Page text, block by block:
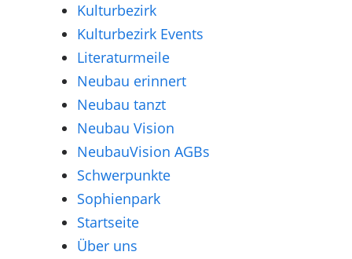
Kulturbezirk
Kulturbezirk Events
Literaturmeile
Neubau erinnert
Neubau tanzt
Neubau Vision
NeubauVision AGBs
Schwerpunkte
Sophienpark
Startseite
Über uns